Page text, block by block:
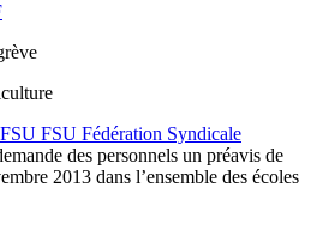
FSU FSU Fédération Syndicale
des personnels un préavis de
2013 dans l’ensemble des écoles